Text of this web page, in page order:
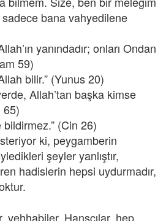
bana vahyedilene
yanındadır; onları Ondan
59)
bilir.” (Yunus 20)
Allah’tan başka kimse
65)
bildirmez.” (Cin 26)
ki, peygamberin
şeyler yanlıştır,
hadislerin hepsi uydurmadır,
vehhabiler, Hansçılar, hep